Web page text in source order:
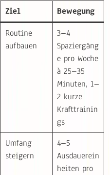
Ziel
Bewegung
Routine
aufbauen
3–4
Spaziergäng
e pro Woche
à 25–35
Minuten, 1–
2 kurze
Krafttrainin
gs
Umfang
steigern
4–5
Ausdauerein
heiten pro